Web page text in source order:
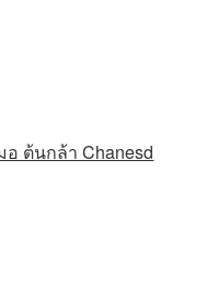
ต้นกล้า Chanesd